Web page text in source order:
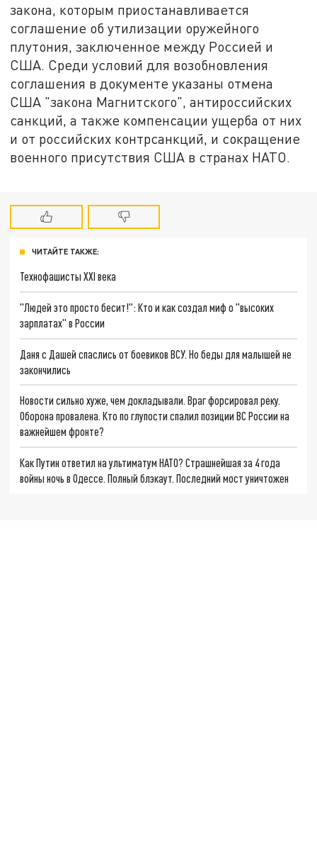
закона, которым приостанавливается
соглашение об утилизации оружейного
плутония, заключенное между Россией и
США. Среди условий для возобновления
соглашения в документе указаны отмена
США "закона Магнитского", антироссийских
санкций, а также компенсации ущерба от них
и от российских контрсанкций, и сокращение
военного присутствия США в странах НАТО.
ЧИТАЙТЕ ТАКЖЕ:
Технофашисты XXI века
"Людей это просто бесит!": Кто и как создал миф о "высоких
зарплатах" в России
Даня с Дашей спаслись от боевиков ВСУ. Но беды для малышей не
закончились
Новости сильно хуже, чем докладывали. Враг форсировал реку.
Оборона провалена. Кто по глупости спалил позиции ВС России на
важнейшем фронте?
Как Путин ответил на ультиматум НАТО? Страшнейшая за 4 года
войны ночь в Одессе. Полный блэкаут. Последний мост уничтожен